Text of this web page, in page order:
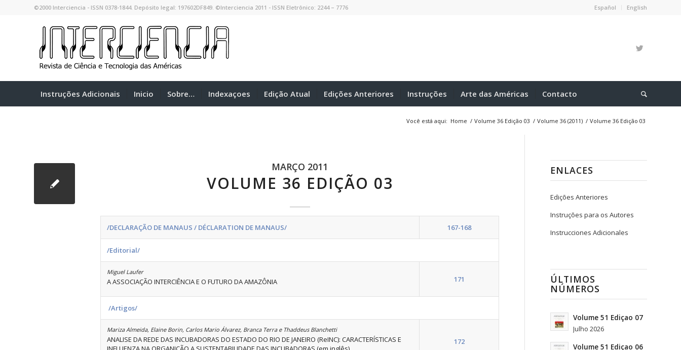
Español English
©2000 Interciencia - ISSN 0378-1844. Depósito legal: 197602DF849. ©Interciencia 2011 - ISSN Eletrônico: 2244 – 7776
Instruções Adicionais Inicio Sobre… Indexaçoes Edição Atual Edições Anteriores Instruções Arte das Américas Contacto
Você está aqui: Home / Volume 36 Edição 03 / Volume 36 (2011) / Volume 36 Edição 03
MARÇO 2011
VOLUME 36 EDIÇÃO 03
/DECLARAÇÃO DE MANAUS / DÉCLARATION DE MANAUS/ 167-168
/Editorial/
Miguel Laufer
A ASSOCIAÇÃO INTERCIÊNCIA E O FUTURO DA AMAZÔNIA 171
/Artigos/
Mariza Almeida, Elaine Borin, Carlos Mario Álvarez, Branca Terra e Thaddeus Blanchetti
ANALISE DA REDE DAS INCUBADORAS DO ESTADO DO RIO DE JANEIRO (ReINC): CARACTERÍSTICAS E
172
ENLACES
Edições Anteriores
Instruções para os Autores
Instrucciones Adicionales
ÚLTIMOS
NÚMEROS
Volume 51 Ediçao 07
Julho 2026
Volume 51 Ediçao 06